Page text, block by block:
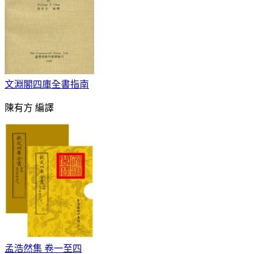
文淵閣四庫全書指南
陳有方 編譯
孟浩然集 卷一至四